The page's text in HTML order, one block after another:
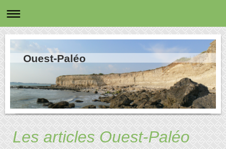
Ouest-Paléo
Les articles Ouest-Paléo